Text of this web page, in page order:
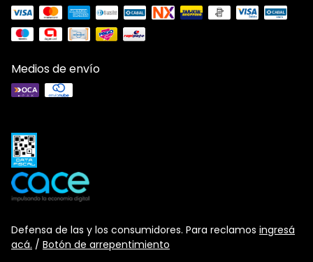
Medios de envío
Defensa de las y los consumidores. Para reclamos ingresá
acá. / Botón de arrepentimiento